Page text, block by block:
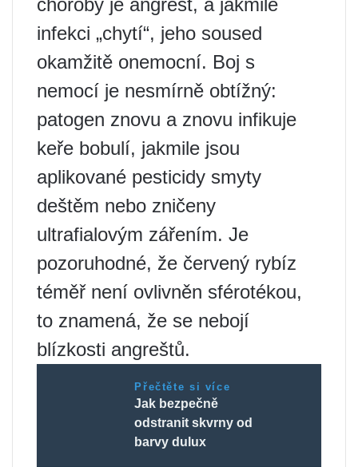
infekci „chytí“, jeho soused
okamžitě onemocní. Boj s
nemocí je nesmírně obtížný:
patogen znovu a znovu infikuje
keře bobulí, jakmile jsou
aplikované pesticidy smyty
deštěm nebo zničeny
ultrafialovým zářením. Je
pozoruhodné, že červený rybíz
téměř není ovlivněn sférotékou,
to znamená, že se nebojí
blízkosti angreštů.
Přečtěte si více
Jak bezpečně
odstranit skvrny od
barvy dulux